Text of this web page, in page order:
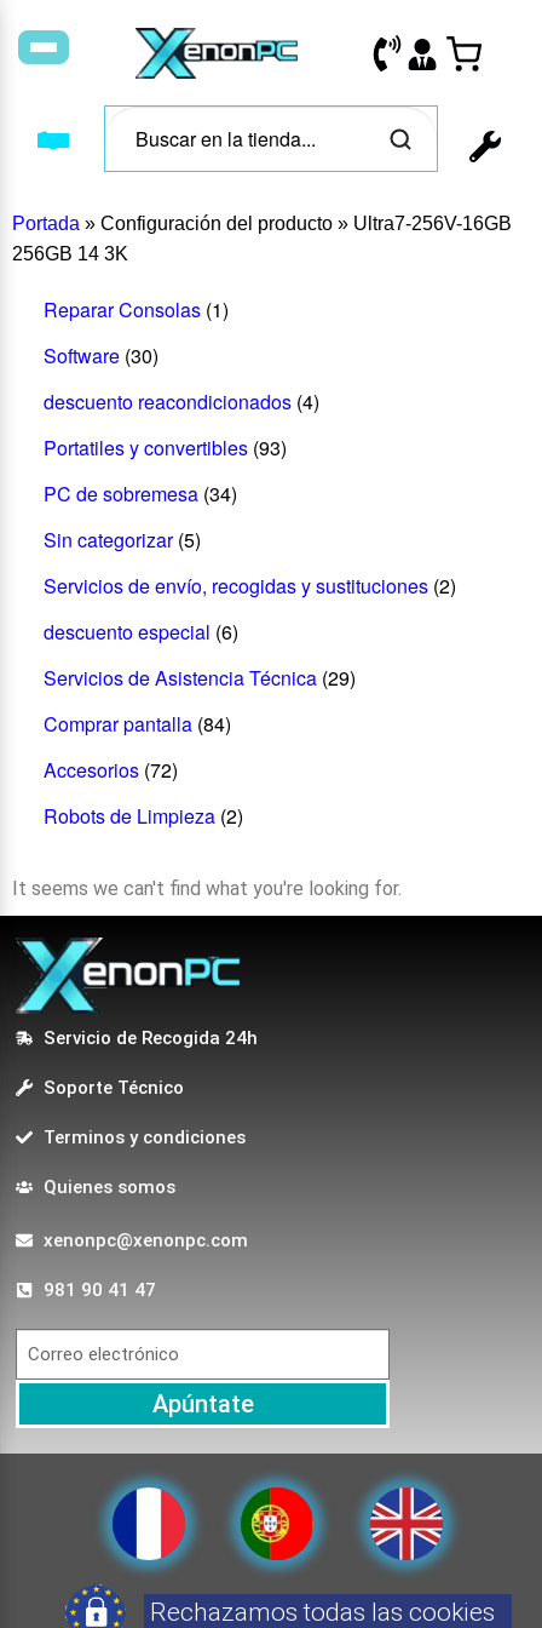
Portada » Configuración del producto » Ultra7-256V-16GB
256GB 14 3K
Reparar Consolas (1)
Software (30)
descuento reacondicionados (4)
Portatiles y convertibles (93)
PC de sobremesa (34)
Sin categorizar (5)
Servicios de envío, recogidas y sustituciones (2)
descuento especial (6)
Servicios de Asistencia Técnica (29)
Comprar pantalla (84)
Accesorios (72)
Robots de Limpieza (2)
It seems we can't find what you're looking for.
Servicio de Recogida 24h
Soporte Técnico
Terminos y condiciones
Quienes somos
xenonpc@xenonpc.com
981 90 41 47
Apúntate
Rechazamos todas las cookies